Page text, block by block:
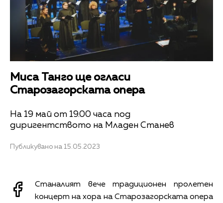
Миса Танго ще огласи
Старозагорската опера
На 19 май от 19.00 часа под
диригентството на Младен Станев
Публикувано на 15.05.2023
Станалият вече традиционен пролетен
концерт на хора на Старозагорската опера